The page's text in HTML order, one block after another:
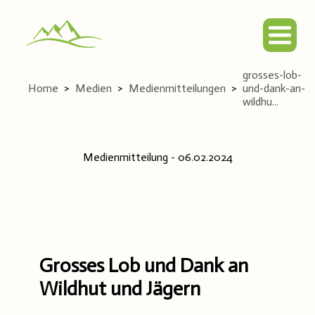
Home > Medien > Medienmitteilungen >
grosses-lob-
und-dank-an-
wildhu...
Medienmitteilung - 06.02.2024
Grosses Lob und Dank an
Wildhut und Jägern